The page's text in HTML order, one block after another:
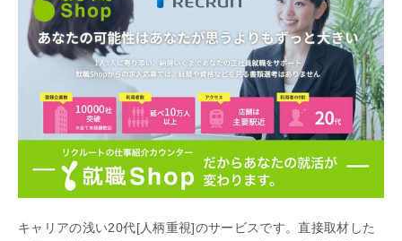
キャリアの浅い20代[人柄重視]のサービスです。直接取材した